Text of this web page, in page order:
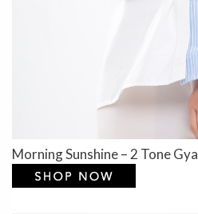
Morning Sunshine – 2 Tone Gya